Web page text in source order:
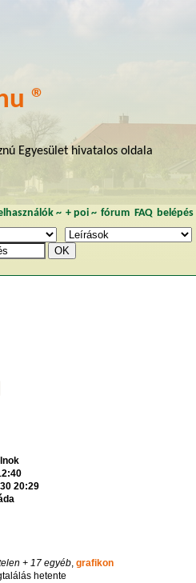
®
Egyesület hivatalos oldala
~ + poi~ fórum FAQ belépés
20:29
+ 17 egyéb,grafikon
hetente